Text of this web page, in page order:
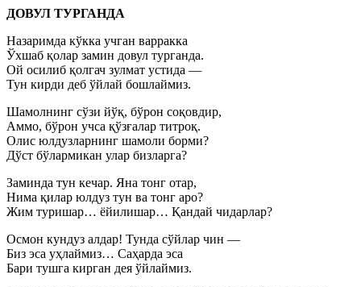
ДОВУЛ ТУРГАНДА
Назаримда кўкка учган варракка
Ўхшаб қолар замин довул турганда.
Ой осилиб қолгач зулмат устида —
Тун кирди деб ўйлай бошлаймиз.
Шамолнинг сўзи йўқ, бўрон соқовдир,
Аммо, бўрон учса қўзғалар титроқ.
Олис юлдузларнинг шамоли борми?
Дўст бўлармикан улар бизларга?
Заминда тун кечар. Яна тонг отар,
Нима қилар юлдуз тун ва тонг аро?
Жим туришар… ёйилишар… Қандай чидарлар?
Осмон кундуз алдар! Тунда сўйлар чин —
Биз эса уҳлаймиз… Саҳарда эса
Бари тушга кирган дея ўйлаймиз.